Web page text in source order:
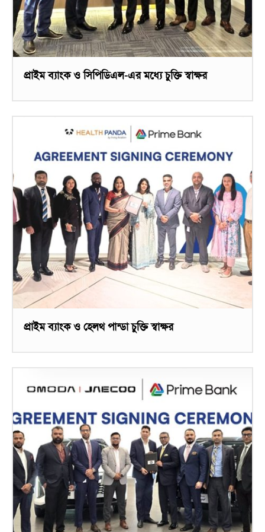
প্রাইম ব্যাংক ও সিপিডিএল-এর মধ্যে চুক্তি স্বাক্ষর
প্রাইম ব্যাংক ও হেলথ পান্ডা চুক্তি স্বাক্ষর